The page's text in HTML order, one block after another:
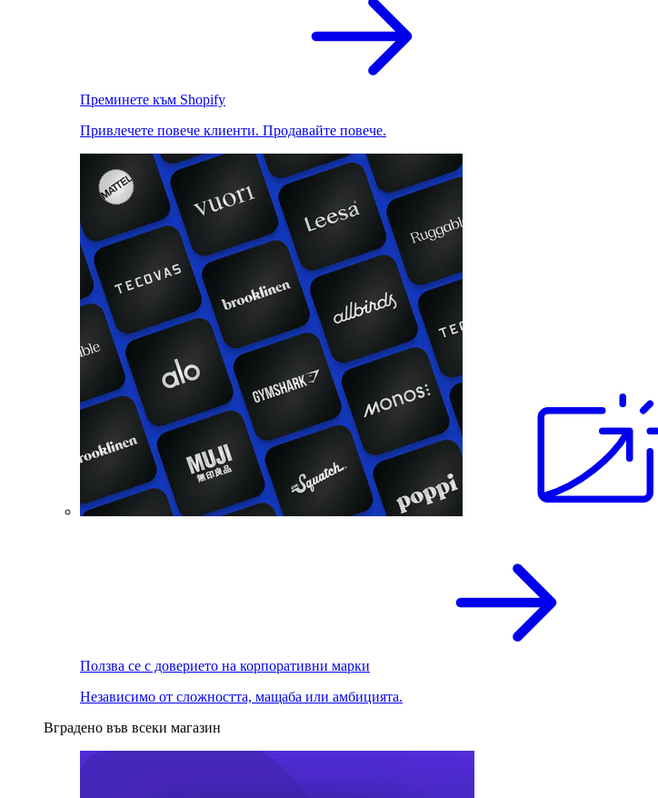
Преминете към Shopify
Привлечете повече клиенти. Продавайте повече.
Ползва се с доверието на корпоративни марки
Независимо от сложността, мащаба или амбицията.
Вградено във всеки магазин